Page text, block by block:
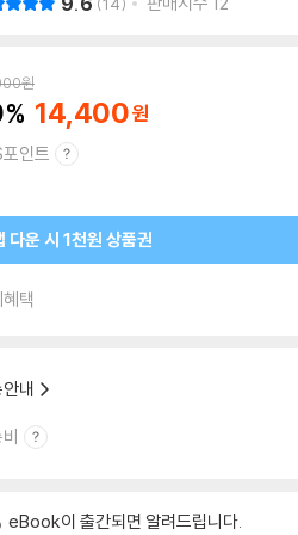
원
14,400
인트
다운 시 1천원 상품권
택
내
eBook이 출간되면 알려드립니다.